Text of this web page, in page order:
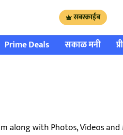
सबस्क्राईब
Prime Deals सकाळ मनी
along with Photos, Videos